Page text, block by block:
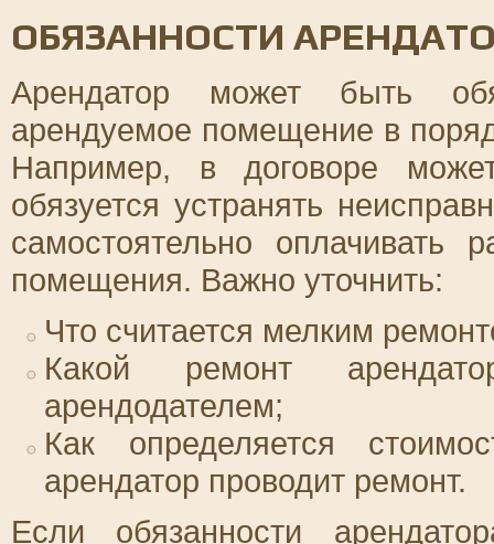
ОБЯЗАННОСТИ
Арендатор может быть
арендуемое помещение в
Например, в договоре
обязуется устранять
самостоятельно оплачивать
помещения. Важно уточнить:
Что считается мелким
Какой ремонт
арендодателем;
Как определяется
арендатор проводит ремонт.
Если обязанности